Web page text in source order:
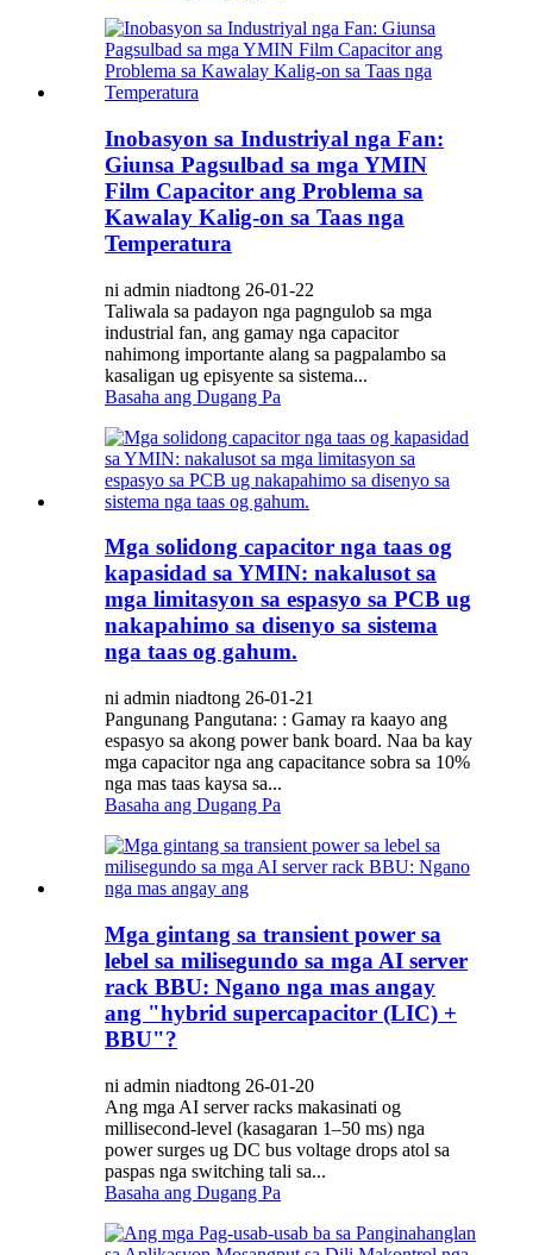
Inobasyon sa Industriyal nga Fan:
Giunsa Pagsulbad sa mga YMIN
Film Capacitor ang Problema sa
Kawalay Kalig-on sa Taas nga
Temperatura
ni admin niadtong 26-01-22
Taliwala sa padayon nga pagngulob sa mga
industrial fan, ang gamay nga capacitor
nahimong importante alang sa pagpalambo sa
kasaligan ug episyente sa sistema...
Basaha ang Dugang Pa
Mga solidong capacitor nga taas og
kapasidad sa YMIN: nakalusot sa
mga limitasyon sa espasyo sa PCB ug
nakapahimo sa disenyo sa sistema
nga taas og gahum.
ni admin niadtong 26-01-21
Pangunang Pangutana: : Gamay ra kaayo ang
espasyo sa akong power bank board. Naa ba kay
mga capacitor nga ang capacitance sobra sa 10%
nga mas taas kaysa sa...
Basaha ang Dugang Pa
Mga gintang sa transient power sa
lebel sa milisegundo sa mga AI server
rack BBU: Ngano nga mas angay
ang "hybrid supercapacitor (LIC) +
BBU"?
ni admin niadtong 26-01-20
Ang mga AI server racks makasinati og
millisecond-level (kasagaran 1–50 ms) nga
power surges ug DC bus voltage drops atol sa
paspas nga switching tali sa...
Basaha ang Dugang Pa